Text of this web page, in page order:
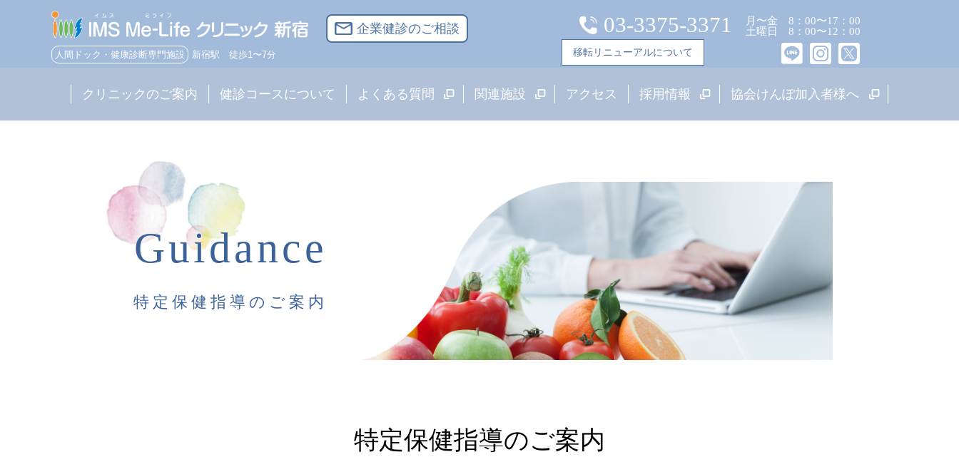
03-3375-3371
企業健診のご相談
月〜金 8：00〜17：00
土曜日 8：00〜12：00
人間ドック・健康診断専門施設 新宿駅 徒歩1〜7分 移転リニューアルについて
クリニックのご案内 健診コースについて よくある質問 関連施設 アクセス 採用情報 協会けんぽ加入者様へ
Guidance
特定保健指導のご案内
特定保健指導のご案内